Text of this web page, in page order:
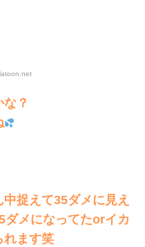
？
捉えて35ダメに見え
ダメになってたorイカ
れます笑